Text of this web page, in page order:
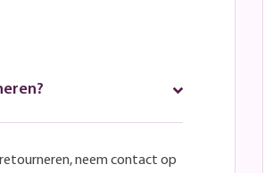
neem contact op